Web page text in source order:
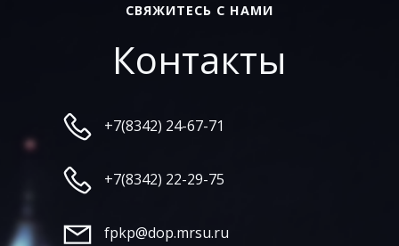
СВЯЖИТЕСЬ С НАМИ
Контакты
+7(8342) 24-67-71
+7(8342) 22-29-75
fpkp@dop.mrsu.ru